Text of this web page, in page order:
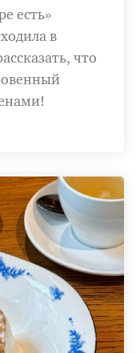
есть»
в
что